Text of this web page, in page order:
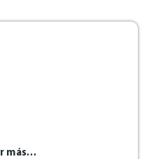
más…